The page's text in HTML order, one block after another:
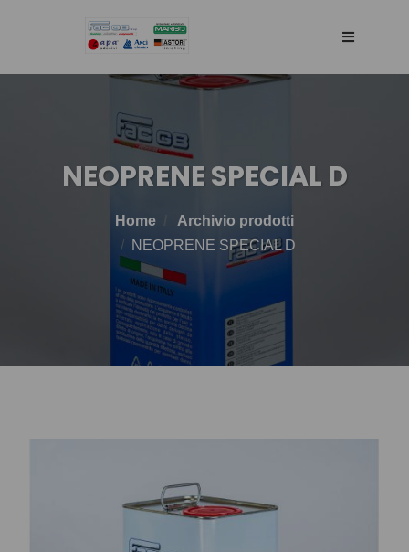
RETE DI VENDITA
TECNOLOGIA
PRODOTTI
NEOPRENE SPECIAL D
Home
Archivio prodotti
NEOPRENE SPECIAL D